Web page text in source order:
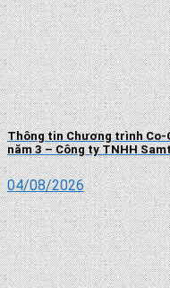
Thông tin Chương trình Co-
năm 3 – Công ty TNHH
04/08/2026